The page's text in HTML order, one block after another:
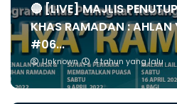
🔴 [LIVE] MAJLIS
KHAS RAMADAN :
#06...
Unknown 4 tahun yang lalu